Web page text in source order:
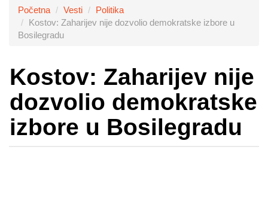
Početna Vesti
Politika
Kostov: Zaharijev nije dozvolio demokratske izbore u
Bosilegradu
Kostov: Zaharijev nije
dozvolio demokratske
izbore u Bosilegradu